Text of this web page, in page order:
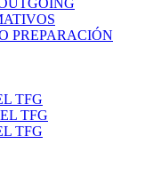
PREPARACIÓN
TFG
TFG
TFG